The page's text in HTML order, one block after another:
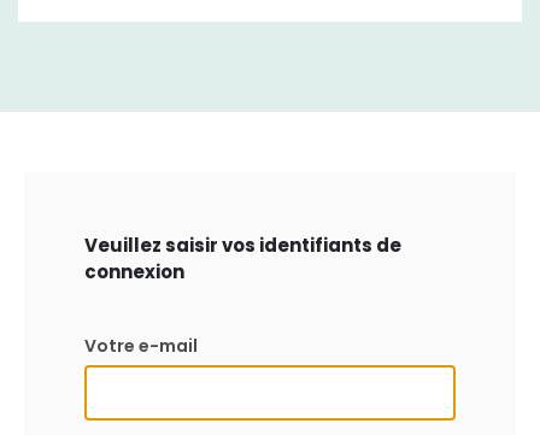
Veuillez saisir vos identifiants de
connexion
Votre e-mail